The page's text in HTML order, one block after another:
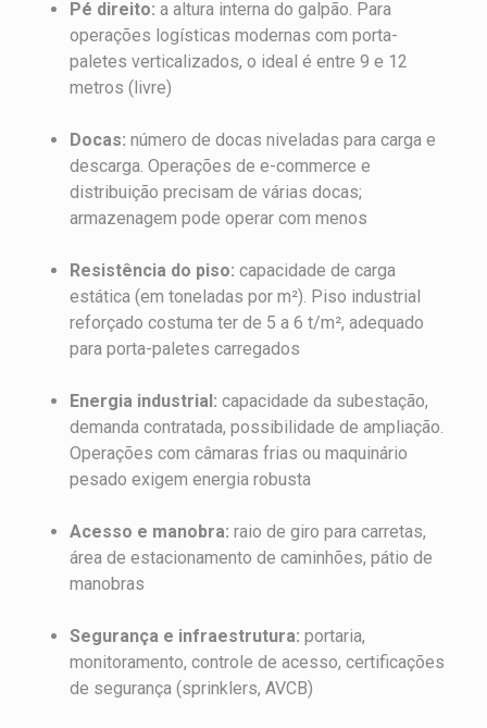
Pé direito: a altura interna do galpão. Para
operações logísticas modernas com porta-
paletes verticalizados, o ideal é entre 9 e 12
metros (livre)
Docas: número de docas niveladas para carga e
descarga. Operações de e-commerce e
distribuição precisam de várias docas;
armazenagem pode operar com menos
Resistência do piso: capacidade de carga
estática (em toneladas por m²). Piso industrial
reforçado costuma ter de 5 a 6 t/m², adequado
para porta-paletes carregados
Energia industrial: capacidade da subestação,
demanda contratada, possibilidade de ampliação.
Operações com câmaras frias ou maquinário
pesado exigem energia robusta
Acesso e manobra: raio de giro para carretas,
área de estacionamento de caminhões, pátio de
manobras
Segurança e infraestrutura: portaria,
monitoramento, controle de acesso, certificações
de segurança (sprinklers, AVCB)